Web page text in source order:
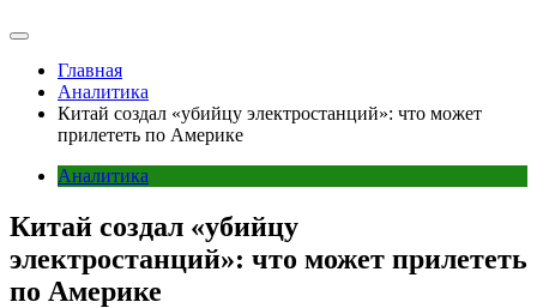
Главная
Аналитика
Китай создал «убийцу электростанций»: что может
прилететь по Америке
Аналитика
Китай создал «убийцу
электростанций»: что может прилететь
по Америке